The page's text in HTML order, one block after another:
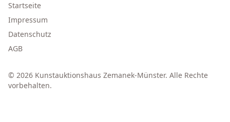
Startseite
Impressum
Datenschutz
AGB
© 2026 Kunstauktionshaus Zemanek-Münster. Alle Rechte
vorbehalten.